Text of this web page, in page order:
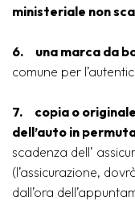
ministeriale non
6. una marca da
comune per
7. copia o
dell’auto in
scadenza dell’
(l’assicurazione,
dall’ora